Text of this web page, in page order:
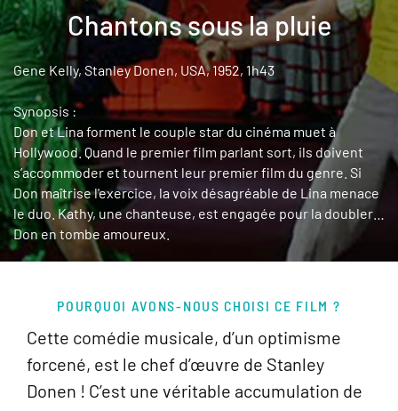
Chantons sous la pluie
Gene Kelly, Stanley Donen, USA, 1952, 1h43
Synopsis :
Don et Lina forment le couple star du cinéma muet à
Hollywood. Quand le premier film parlant sort, ils doivent
s’accommoder et tournent leur premier film du genre. Si
Don maîtrise l'exercice, la voix désagréable de Lina menace
le duo. Kathy, une chanteuse, est engagée pour la doubler…
Don en tombe amoureux.
POURQUOI AVONS-NOUS CHOISI CE FILM ?
Cette comédie musicale, d’un optimisme
forcené, est le chef d’œuvre de Stanley
Donen ! C’est une véritable accumulation de